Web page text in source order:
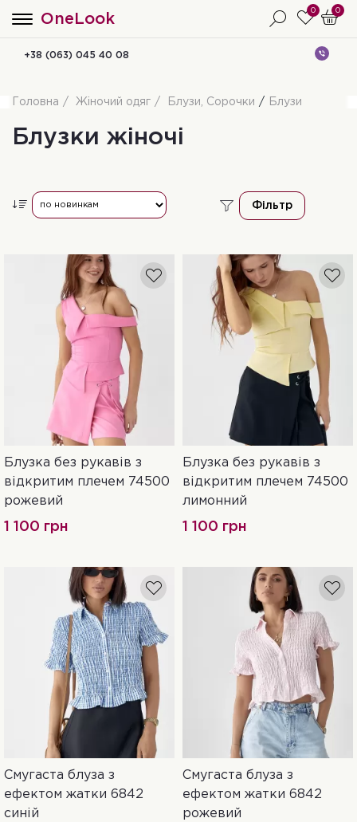
OneLook
0 0
+38 (063) 045 40 08
Головна Жіночий одяг Блузи, Сорочки Блузи
Блузки жіночі
Фільтр
M L
Блузка без рукавів з
відкритим плечем 74500
рожевий
1 100 грн
S M L
Блузка без рукавів з
відкритим плечем 74500
лимонний
1 100 грн
S M
Смугаста блуза з
ефектом жатки 6842
синій
M
Смугаста блуза з
ефектом жатки 6842
рожевий